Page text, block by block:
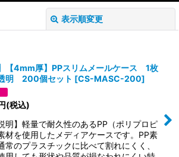
表示順変更
絞り込む
】【4mm厚】PPスリムメールケース 1枚
明 200個セット [CS-MASC-200]
(税込)
明】軽量で耐久性のあるPP（ポリプロピ
材を使用したメディアケースです。PP素
常のプラスチックに比べて割れにくく、